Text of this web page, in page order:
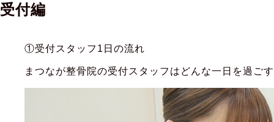
受付編
①受付スタッフ1日の流れ
まつなが整骨院の受付スタッフはどんな一日を過ご